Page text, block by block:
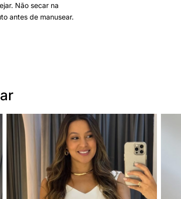
Não secar na
antes de manusear.